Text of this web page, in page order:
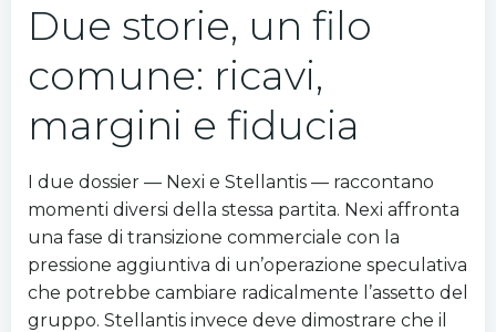
Due storie, un filo
comune: ricavi,
margini e fiducia
I due dossier — Nexi e Stellantis — raccontano
momenti diversi della stessa partita. Nexi affronta
una fase di transizione commerciale con la
pressione aggiuntiva di un’operazione speculativa
che potrebbe cambiare radicalmente l’assetto del
gruppo. Stellantis invece deve dimostrare che il